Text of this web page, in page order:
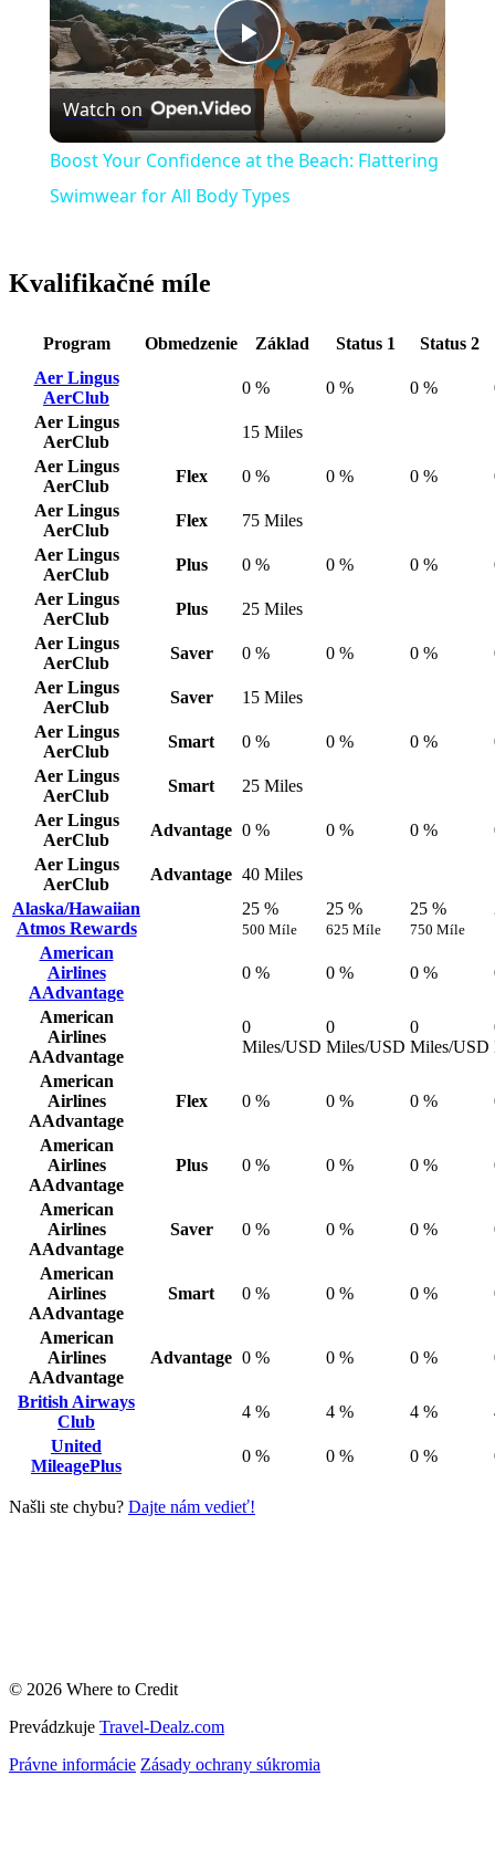
Play
Video
Watch on
Boost Your Confidence at the Beach: Flattering
Swimwear for All Body Types
Kvalifikačné míle
Program Obmedzenie Základ Status 1
Status 2
Aer Lingus
AerClub
0 % 0 % 0 %
Aer Lingus
AerClub
15 Miles
Aer Lingus
AerClub
Flex 0 % 0 % 0 %
Aer Lingus
AerClub
Flex
75 Miles
Aer Lingus
AerClub
Plus 0 % 0 % 0 %
Aer Lingus
AerClub
Plus
25 Miles
Aer Lingus
AerClub
Saver 0 % 0 % 0 %
Aer Lingus
AerClub
Saver
15 Miles
Aer Lingus
AerClub
Smart 0 % 0 % 0 %
Aer Lingus
AerClub
Smart
25 Miles
Aer Lingus
AerClub
Advantage 0 % 0 % 0 %
Aer Lingus
AerClub
Advantage 40 Miles
Alaska/Hawaiian
Atmos Rewards
25 %
500 Míle
25 %
625 Míle
25 %
750 Míle
American
Airlines
AAdvantage
0 % 0 % 0 %
American
Airlines
AAdvantage
0
Miles/USD
0
Miles/USD
0
Miles/USD
American
Airlines
AAdvantage
Flex 0 % 0 % 0 %
American
Airlines
AAdvantage
Plus 0 % 0 % 0 %
American
Airlines
AAdvantage
Saver 0 % 0 % 0 %
American
Airlines
AAdvantage
Smart 0 % 0 % 0 %
American
Airlines
AAdvantage
Advantage 0 % 0 % 0 %
British Airways
Club
4 % 4 % 4 %
United
MileagePlus
0 % 0 % 0 %
Našli ste chybu? Dajte nám vedieť!
© 2026 Where to Credit
Prevádzkuje Travel-Dealz.com
Právne informácie Zásady ochrany súkromia